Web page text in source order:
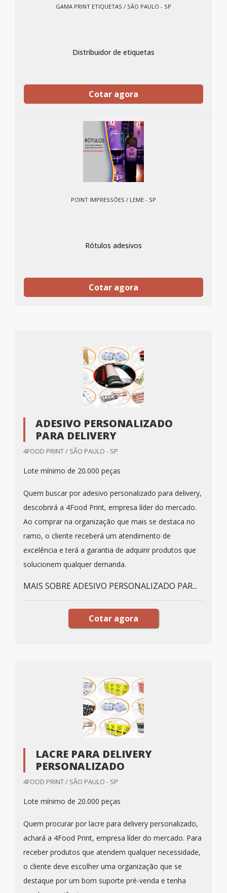
GAMA PRINT ETIQUETAS / SÃO PAULO - SP
Distribuidor de etiquetas
Cotar agora
POINT IMPRESSÕES / LEME - SP
Rótulos adesivos
Cotar agora
ADESIVO PERSONALIZADO
PARA DELIVERY
4FOOD PRINT / SÃO PAULO - SP
Lote mínimo de 20.000 peças
Quem buscar por adesivo personalizado para delivery,
descobrirá a 4Food Print, empresa líder do mercado.
Ao comprar na organização que mais se destaca no
ramo, o cliente receberá um atendimento de
excelência e terá a garantia de adquirir produtos que
solucionem qualquer demanda.
MAIS SOBRE ADESIVO PERSONALIZADO PAR...
Cotar agora
LACRE PARA DELIVERY
PERSONALIZADO
4FOOD PRINT / SÃO PAULO - SP
Lote mínimo de 20.000 peças
Quem procurar por lacre para delivery personalizado,
achará a 4Food Print, empresa líder do mercado. Para
receber produtos que atendem qualquer necessidade,
o cliente deve escolher uma organização que se
destaque por um bom suporte pré-venda e tenha